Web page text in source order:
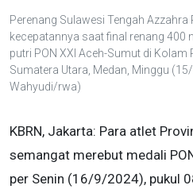
Perenang Sulawesi Tengah
kecepatannya saat final renang 400
putri PON XXI Aceh-Sumut di Kolam
Sumatera Utara, Medan, Minggu
Wahyudi/rwa)
KBRN, Jakarta: Para atlet
semangat merebut medali
per Senin (16/9/2024), pukul